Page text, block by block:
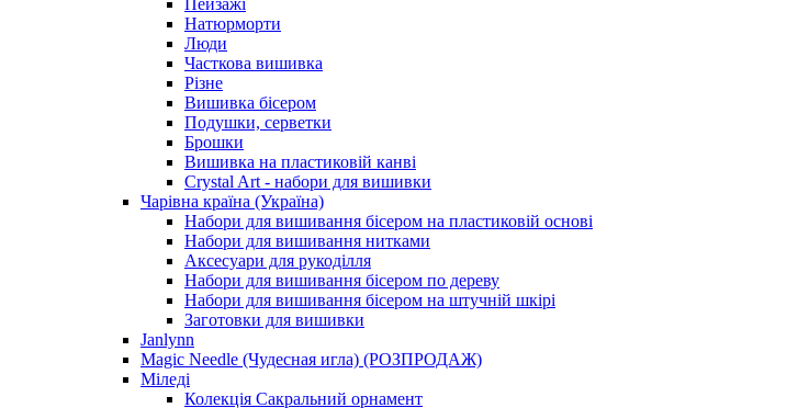
Натюрморти
Люди
Часткова вишивка
Різне
Вишивка бісером
Подушки, серветки
Брошки
Вишивка на пластиковій канві
Crystal Art - набори для вишивки
Чарівна країна (Україна)
Набори для вишивання бісером на пластиковій основі
Набори для вишивання нитками
Аксесуари для рукоділля
Набори для вишивання бісером по дереву
Набори для вишивання бісером на штучній шкірі
Заготовки для вишивки
Janlynn
Magic Needle (Чудесная игла) (РОЗПРОДАЖ)
Міледі
Колекція Сакральний орнамент